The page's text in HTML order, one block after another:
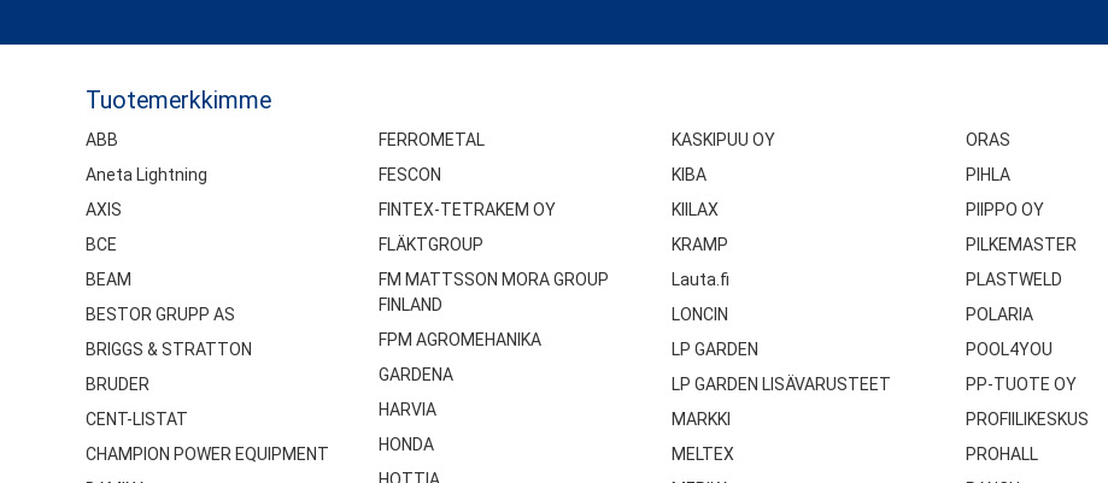
Tuotemerkkimme
ABB
Aneta Lightning
AXIS
BCE
BEAM
BESTOR GRUPP AS
BRIGGS & STRATTON
BRUDER
CENT-LISTAT
CHAMPION POWER EQUIPMENT
FERROMETAL
FESCON
FINTEX-TETRAKEM OY
FLÄKTGROUP
FM MATTSSON MORA GROUP
FINLAND
FPM AGROMEHANIKA
GARDENA
HARVIA
HONDA
KASKIPUU OY
KIBA
KIILAX
KRAMP
Lauta.fi
LONCIN
LP GARDEN
LP GARDEN LISÄVARUSTEET
MARKKI
MELTEX
ORAS
PIHLA
PIIPPO OY
PILKEMASTER
PLASTWELD
POLARIA
POOL4YOU
PP-TUOTE OY
PROFIILIKESKUS
PROHALL